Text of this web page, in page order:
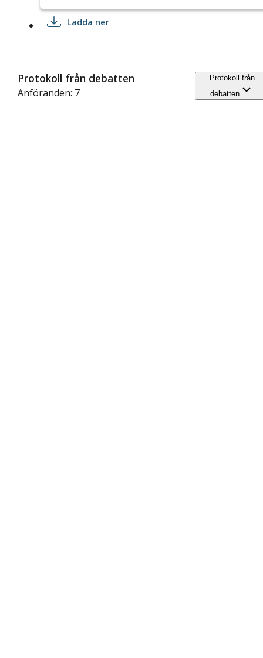
Ladda ner
Protokoll från debatten
Anföranden: 7
Protokoll från
debatten